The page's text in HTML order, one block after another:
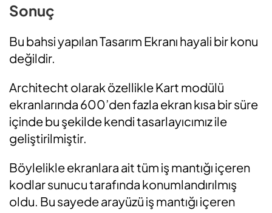
Sonuç
Bu bahsi yapılan Tasarım Ekranı hayali bir konu
değildir.
Architecht olarak özellikle Kart modülü
ekranlarında 600’den fazla ekran kısa bir süre
içinde bu şekilde kendi tasarlayıcımız ile
geliştirilmiştir.
Böylelikle ekranlara ait tüm iş mantığı içeren
kodlar sunucu tarafında konumlandırılmış
oldu. Bu sayede arayüzü iş mantığı içeren